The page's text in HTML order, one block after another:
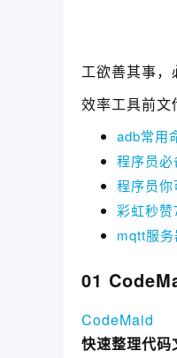
工欲善其事
效率工具前文
adb常用
程序员
程序员
彩虹秒
mqtt服
01
CodeMaid
快速整理代码